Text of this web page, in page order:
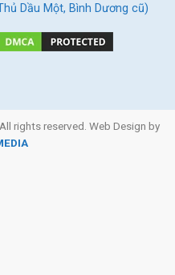
Dầu Một, Bình Dương cũ)
All rights reserved. Web Design by